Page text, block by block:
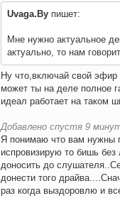
Uvaga.By пишет:
Мне нужно актуальное
актуально, то нам
Ну что,включай свой
может ты на деле полное
идеал работает на таком
Добавлено спустя 9
Я понимаю что вам нужны
испровизирую то бишь
доносить до
донести того
раз когда выздоровлю и